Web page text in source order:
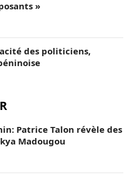
»
des politiciens,
Patrice Talon révèle des
Madougou